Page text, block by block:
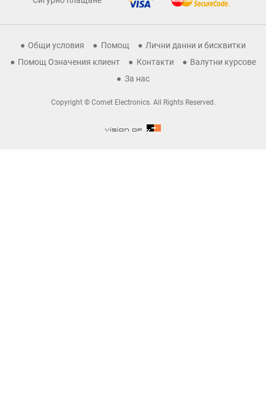
Общи условия Помощ
Лични данни и бисквитки
Помощ Означения клиент
Контакти
Валутни курсове
За нас
Copyright © Comet Electronics. All Rights Reserved.